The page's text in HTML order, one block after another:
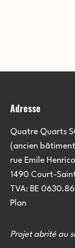
m
n
t
s
Adresse
Quatre Quarts
(ancien
rue Emile
1490 Court-
TVA: BE
Plan
Projet abrité au